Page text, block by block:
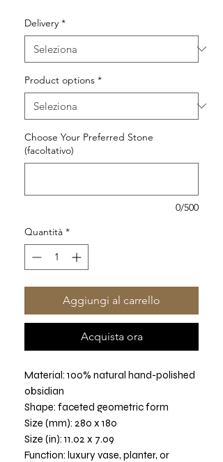
Delivery *
Product options *
Choose Your Preferred Stone
(facoltativo)
0/500
Quantità *
Aggiungi al carrello
Acquista ora
Material: 100% natural hand-polished
obsidian
Shape: faceted geometric form
Size (mm): 280 x 180
Size (in): 11.02 x 7.09
Function: luxury vase, planter, or